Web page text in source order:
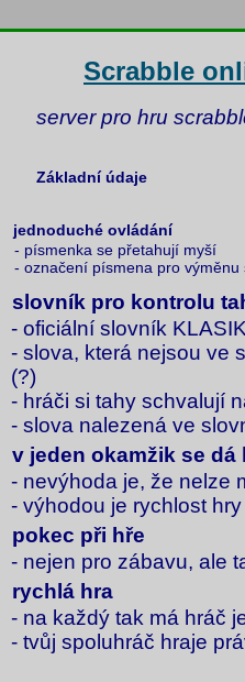
Scrabble
server pro hru
Základní údaje
jednoduché ovládání
- písmenka se přetahují myší
- označení písmena pro
slovník pro kontrolu
- oficiální slovník
- slova, která nejsou ve
(?)
- hráči si tahy schvalují
- slova nalezená ve
v jeden okamžik se dá
- nevýhoda je, že nelze
- výhodou je rychlost hry
pokec při hře
- nejen pro zábavu, ale
rychlá hra
- na každý tak má hráč
- tvůj spoluhráč hraje